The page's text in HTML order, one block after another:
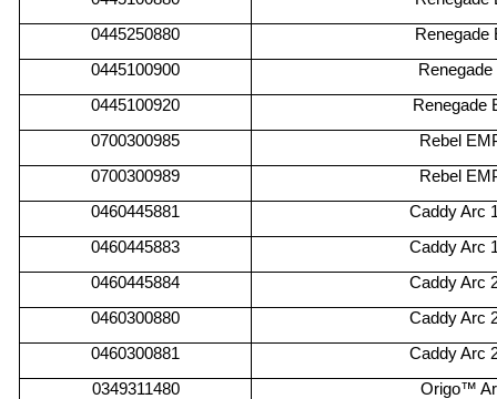
0445250880
Renegade
0445100900
Renegade
0445100920
Renegade
0700300985
Rebel
0700300989
Rebel
0460445881
Caddy Arc
0460445883
Caddy Arc
0460445884
Caddy Arc
0460300880
Caddy Arc
0460300881
Caddy Arc
0349311480
Origo™